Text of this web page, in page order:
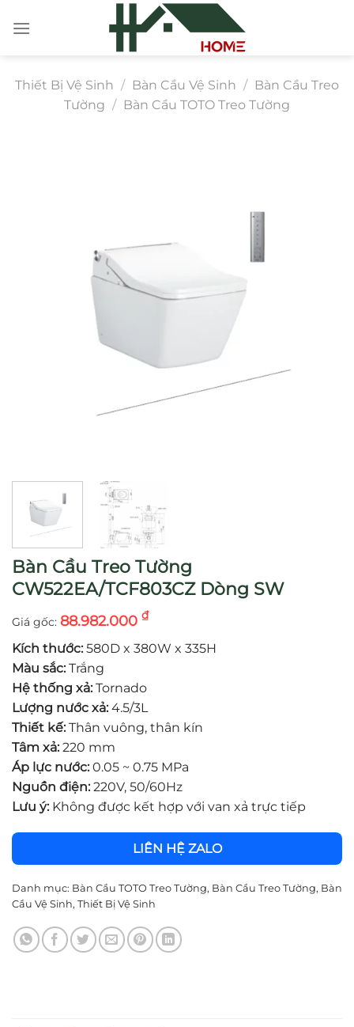
đến
Thiết Bị Vệ Sinh / Bàn Cầu Vệ Sinh / Bàn Cầu Treo
Tường / Bàn Cầu TOTO Treo Tường
Bàn Cầu Treo Tường
CW522EA/TCF803CZ Dòng SW
88.982.000 ₫
Kích thước: 580D x 380W x 335H
Màu sắc: Trắng
Hệ thống xả: Tornado
Lượng nước xả: 4.5/3L
Thiết kế: Thân vuông, thân kín
Tâm xả: 220 mm
Áp lực nước: 0.05 ~ 0.75 MPa
Nguồn điện: 220V, 50/60Hz
Lưu ý: Không được kết hợp với van xả trực tiếp
LIÊN HỆ ZALO
Danh mục: Bàn Cầu TOTO Treo Tường, Bàn Cầu Treo Tường, Bàn
Cầu Vệ Sinh, Thiết Bị Vệ Sinh